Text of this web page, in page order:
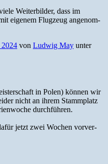
Weit­er­bilder, dass im
eigen­em Flugzeug angenom­
von Ludwig May unter
in Polen) kön­nen wir
nicht an ihrem Stamm­platz
durch­führen.
jet­zt zwei Wochen vorver­